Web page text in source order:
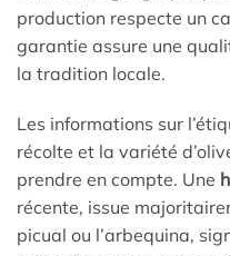
production respecte un
garantie assure une
la tradition locale.
Les informations sur
récolte et la variété
prendre en compte. Une
récente, issue
picual ou l’arbequina,